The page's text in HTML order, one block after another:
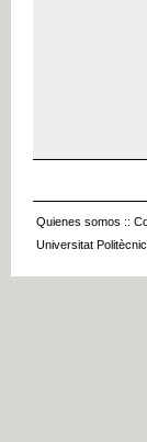
Quienes somos ::
Universitat